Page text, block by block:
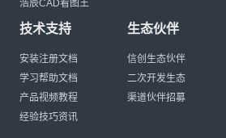
浩辰CAD看图王
技术支持
安装注册文档
学习帮助文档
产品视频教程
经验技巧资讯
生态伙伴
信创生态伙伴
二次开发生态
渠道伙伴招募